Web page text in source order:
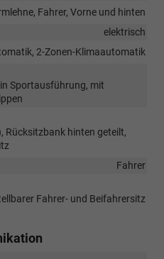
Fahrer, Vorne und hinten
elektrisch
2-Zonen-Klimaautomatik
Sportausführung, mit
Rücksitzbank hinten geteilt,
Fahrer
Fahrer- und Beifahrersitz